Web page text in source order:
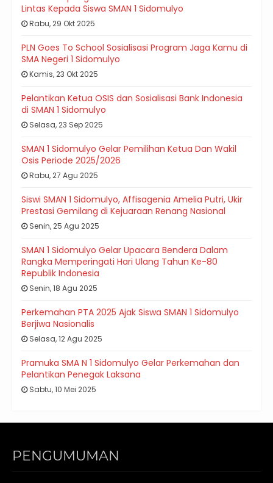
Lintas Kepada Siswa SMAN 1 Sidomulyo
Rabu, 29 Okt 2025
PLN Goes To School Sosialisasi Program Jaga Kamu di
SMA Negeri 1 Sidomulyo
Kamis, 23 Okt 2025
Pelantikan Ketua OSIS dan Sosialisasi Bank Indonesia
di SMAN 1 Sidomulyo
Selasa, 23 Sep 2025
SMAN 1 Sidomulyo Gelar Pemilihan Ketua Dan Wakil
Osis Periode 2025/2026
Rabu, 27 Agu 2025
Siswi SMAN 1 Sidomulyo, Affisagenia Amelia Putri, Ukir
Prestasi Gemilang di Kejuaraan Renang Nasional
Senin, 25 Agu 2025
SMAN 1 Sidomulyo Gelar Upacara Bendera Dalam
Rangka Memperingati Hari Ulang Tahun Ke-80
Republik Indonesia
Senin, 18 Agu 2025
Perkemahan PTA 2025 Ajak Siswa SMAN 1 Sidomulyo
Berjiwa Nasionalis
Selasa, 12 Agu 2025
Pramuka SMA N 1 Sidomulyo Gelar Perkemahan dan
Pelantikan Penegak Laksana
Sabtu, 10 Mei 2025
PENGUMUMAN